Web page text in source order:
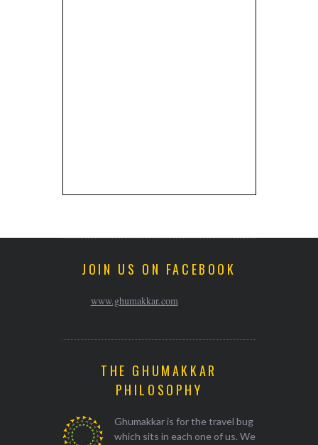
JOIN US ON FACEBOOK
www.ghumakkar.com
THE GHUMAKKAR
PHILOSOPHY
Ghumakkar is for the travel bug
which sits in each one of us. We